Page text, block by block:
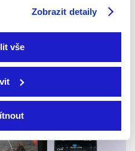
Zobrazit detaily
vše
Samsung, LG, VIDAA